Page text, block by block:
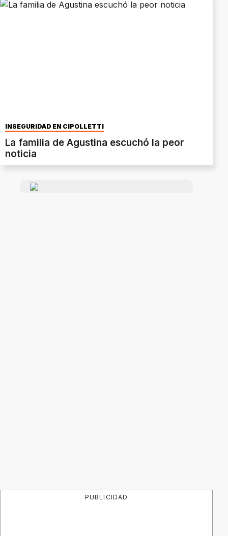
INSEGURIDAD EN CIPOLLETTI
La familia de Agustina escuchó la peor
noticia
PUBLICIDAD